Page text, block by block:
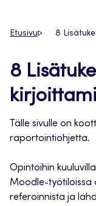
Etusivu 8
8
Tälle sivulle on
raportointiohjetta.
Opintoihin
Moodle-työtiloissa
referoinnista ja